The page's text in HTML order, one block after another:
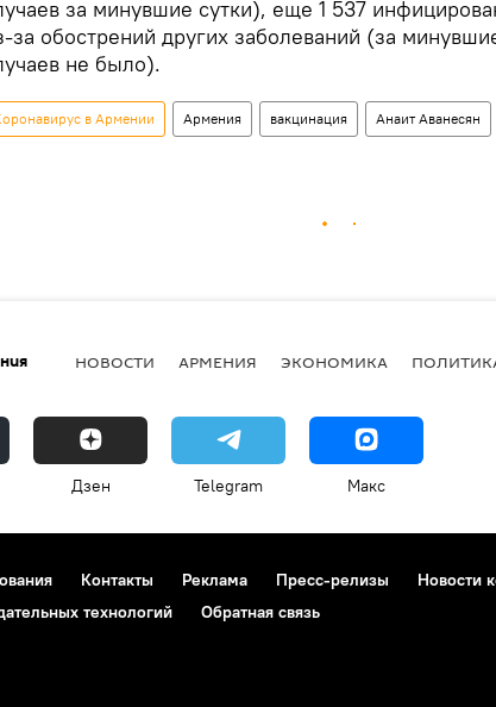
за минувшие сутки), еще 1 537
за обострений других заболеваний (за
не было).
в Армении Армения вакцинация Анаит Аванесян
НОВОСТИ АРМЕНИЯ ЭКОНОМИКА
Дзен Telegram Макс
Контакты Реклама Пресс-релизы Новости
технологий
Обратная связь